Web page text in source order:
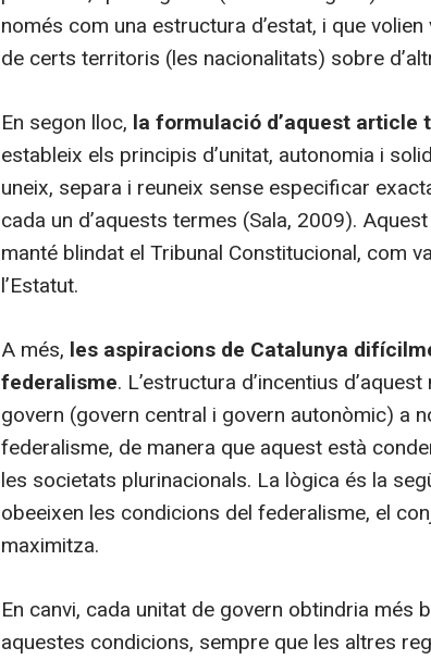
només com una estructura d’estat, i que
de certs territoris (les nacionalitats) sobre
En segon lloc, la formulació d’aquest article
estableix els principis d’unitat, autonomia i
uneix, separa i reuneix sense especificar
cada un d’aquests termes (Sala, 2009).
manté blindat el Tribunal Constitucional, com
l’Estatut.
A més, les aspiracions de Catalunya
federalisme. L’estructura d’incentius
govern (govern central i govern autonòmic) a
federalisme, de manera que aquest està
les societats plurinacionals. La lògica és la
obeeixen les condicions del federalisme, el
maximitza.
En canvi, cada unitat de govern obtindria més
aquestes condicions, sempre que les altres